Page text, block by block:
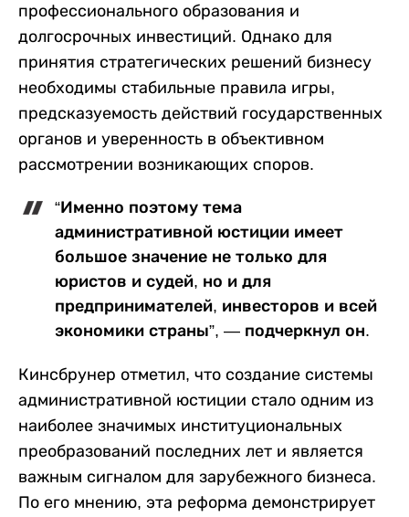
профессионального образования и
долгосрочных инвестиций. Однако для
принятия стратегических решений бизнесу
необходимы стабильные правила игры,
предсказуемость действий государственных
органов и уверенность в объективном
рассмотрении возникающих споров.
“Именно поэтому тема
административной юстиции имеет
большое значение не только для
юристов и судей, но и для
предпринимателей, инвесторов и всей
экономики страны”, — подчеркнул он.
Кинсбрунер отметил, что создание системы
административной юстиции стало одним из
наиболее значимых институциональных
преобразований последних лет и является
важным сигналом для зарубежного бизнеса.
По его мнению, эта реформа демонстрирует